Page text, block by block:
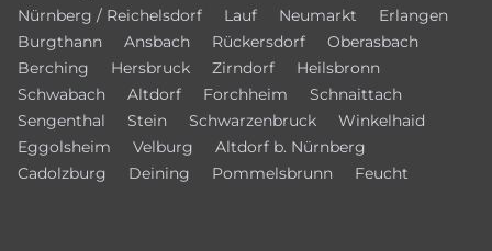
Nürnberg / Reichelsdorf
Lauf Neumarkt
Erlangen
Burgthann
Ansbach Rückersdorf
Oberasbach
Berching
Hersbruck Zirndorf
Heilsbronn
Schwabach
Altdorf Forchheim
Schnaittach
Sengenthal
Stein Schwarzenbruck
Winkelhaid
Eggolsheim
Velburg
Altdorf b. Nürnberg
Cadolzburg
Deining Pommelsbrunn Feucht